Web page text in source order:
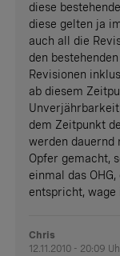
diese
diese gelten ja
auch all die
den
Revisionen
ab diesem
dem Zeitpunkt
werden dauernd
Opfer gemacht,
einmal das
entspricht,
Chris
12.11.2010 - 20:09